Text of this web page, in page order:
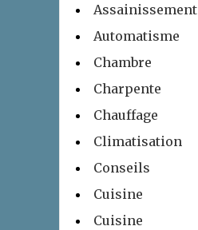
Assainissement
Automatisme
Chambre
Charpente
Chauffage
Climatisation
Conseils
Cuisine
Cuisine